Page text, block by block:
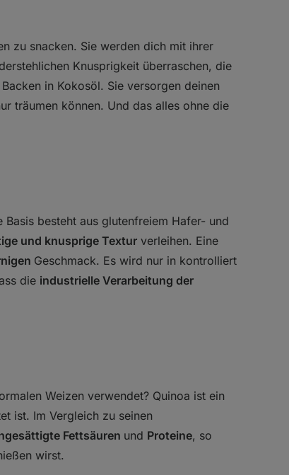
zu snacken. Sie werden dich mit ihrer
Knusprigkeit überraschen, die
in Kokosöl. Sie versorgen deinen
träumen können. Und das alles ohne die
besteht aus glutenfreiem Hafer- und
und knusprige Textur verleihen. Eine
Geschmack. Es wird nur in kontrolliert
die industrielle Verarbeitung der
Weizen verwendet? Quinoa ist ein
ist. Im Vergleich zu seinen
Fettsäuren und Proteine, so
wirst.